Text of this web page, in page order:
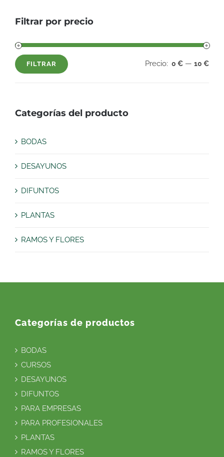
Filtrar por precio
Precio
Precio
FILTRAR Precio: 0 € — 10 €
Categorías del producto
BODAS
DESAYUNOS
DIFUNTOS
PLANTAS
RAMOS Y FLORES
Categorías de productos
BODAS
CURSOS
DESAYUNOS
DIFUNTOS
PARA EMPRESAS
PARA PROFESIONALES
PLANTAS
RAMOS Y FLORES